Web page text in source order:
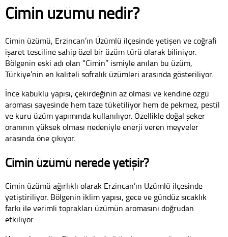
Cimin üzümü nedir?
Cimin üzümü, Erzincan’ın Üzümlü ilçesinde yetişen ve coğrafi
işaret tesciline sahip özel bir üzüm türü olarak biliniyor.
Bölgenin eski adı olan “Cimin” ismiyle anılan bu üzüm,
Türkiye’nin en kaliteli sofralık üzümleri arasında gösteriliyor.
İnce kabuklu yapısı, çekirdeğinin az olması ve kendine özgü
aroması sayesinde hem taze tüketiliyor hem de pekmez, pestil
ve kuru üzüm yapımında kullanılıyor. Özellikle doğal şeker
oranının yüksek olması nedeniyle enerji veren meyveler
arasında öne çıkıyor.
Cimin üzümü nerede yetişir?
Cimin üzümü ağırlıklı olarak Erzincan’ın Üzümlü ilçesinde
yetiştiriliyor. Bölgenin iklim yapısı, gece ve gündüz sıcaklık
farkı ile verimli toprakları üzümün aromasını doğrudan
etkiliyor.